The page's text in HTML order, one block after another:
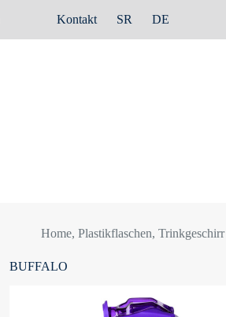
Kontakt SR DE
Home,Plastikflaschen,Trinkgeschirr
BUFFALO